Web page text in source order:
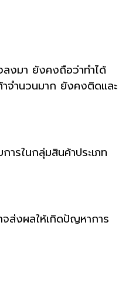
ลงมา ยังคงถือว่าทำได้
าจำนวนมาก ยังคงติดและ
รในกลุ่มสินค้าประเภท
ส่งผลให้เกิดปัญหาการ